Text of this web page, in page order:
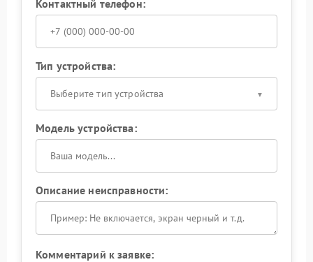
Контактный телефон:
Тип устройства:
Выберите тип устройства
Модель устройства:
Описание неисправности:
Комментарий к заявке: